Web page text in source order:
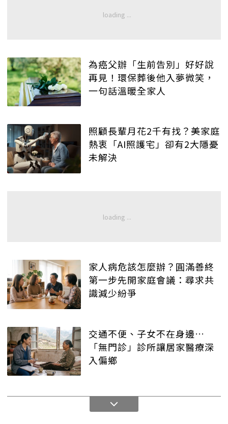
為癌父辦「生前告別」好好說
再見！環保葬後他入夢微笑，
一句話溫暖全家人
照顧長輩月花2千有找？美家庭
熱衷「AI照護宅」卻有2大隱憂
未解決
家人病危該怎麼辦？圓滿善終
第一步先開家庭會議：尋求共
識減少紛爭
交通不便、子女不在身邊…
「無門診」診所讓居家醫療深
入偏鄉